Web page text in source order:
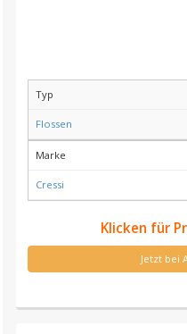
Typ
Flossen
Marke
Cressi
Klicken für
Jetzt bei